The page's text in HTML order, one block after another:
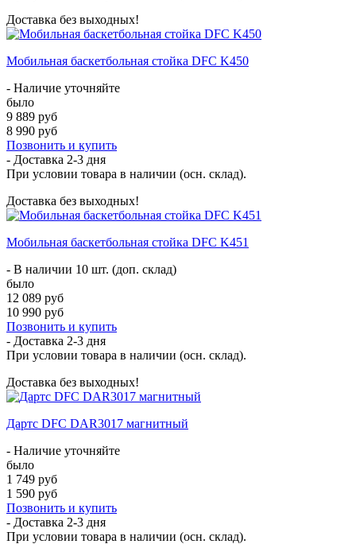
Доставка без выходных!
Мобильная баскетбольная стойка DFC K450
- Наличие уточняйте
было
9 889 руб
8 990 руб
Позвонить и купить
- Доставка 2-3 дня
При условии товара в наличии (осн. склад).
Доставка без выходных!
Мобильная баскетбольная стойка DFC K451
- В наличии 10 шт. (доп. склад)
было
12 089 руб
10 990 руб
Позвонить и купить
- Доставка 2-3 дня
При условии товара в наличии (осн. склад).
Доставка без выходных!
Дартс DFC DAR3017 магнитный
- Наличие уточняйте
было
1 749 руб
1 590 руб
Позвонить и купить
- Доставка 2-3 дня
При условии товара в наличии (осн. склад).